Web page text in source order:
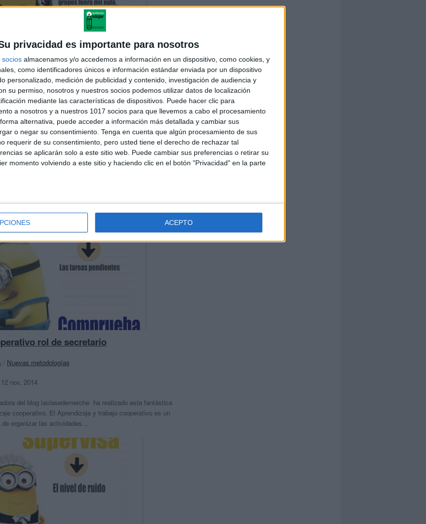
privacidad es importante para nosotros
socios almacenamos y/o accedemos a información en un dispositivo, como cookies, y
como identificadores únicos e información estándar enviada por un dispositivo
personalizado, medición de publicidad y contenido, investigación de audiencia y
su permiso, nosotros y nuestros socios podemos utilizar datos de localización
mediante las características de dispositivos. Puede hacer clic para
a nosotros y a nuestros 1017 socios para que llevemos a cabo el procesamiento
alternativa, puede acceder a información más detallada y cambiar sus
o negar su consentimiento. Tenga en cuenta que algún procesamiento de sus
requerir de su consentimiento, pero usted tiene el derecho de rechazar tal
se aplicarán solo a este sitio web. Puede cambiar sus preferencias o retirar su
momento volviendo a este sitio y haciendo clic en el botón "Privacidad" en la parte
ACEPTO
rol de crítico
rol de secretario
/ Nuevas metodologías
12 nov, 2014
del blog laclasedemerche ha realizado esta fantástica
cooperativo. El Aprendizaje y trabajo cooperativo es un
organizar las actividades…